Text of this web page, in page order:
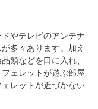
やテレビのアンテナ
多々あります。加え
類などを口に入れ、
ェレットが遊ぶ部屋
レットが近づかない
フォロー
する